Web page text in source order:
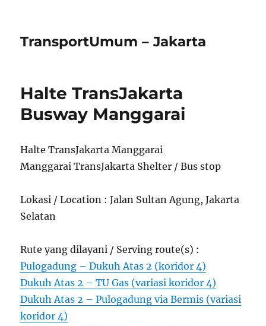
TransportUmum – Jakarta
Halte TransJakarta
Busway Manggarai
Halte TransJakarta Manggarai
Manggarai TransJakarta Shelter / Bus stop
Lokasi / Location : Jalan Sultan Agung, Jakarta
Selatan
Rute yang dilayani / Serving route(s) :
Pulogadung – Dukuh Atas 2 (koridor 4)
Dukuh Atas 2 – TU Gas (variasi koridor 4)
Dukuh Atas 2 – Pulogadung via Bermis (variasi
koridor 4)